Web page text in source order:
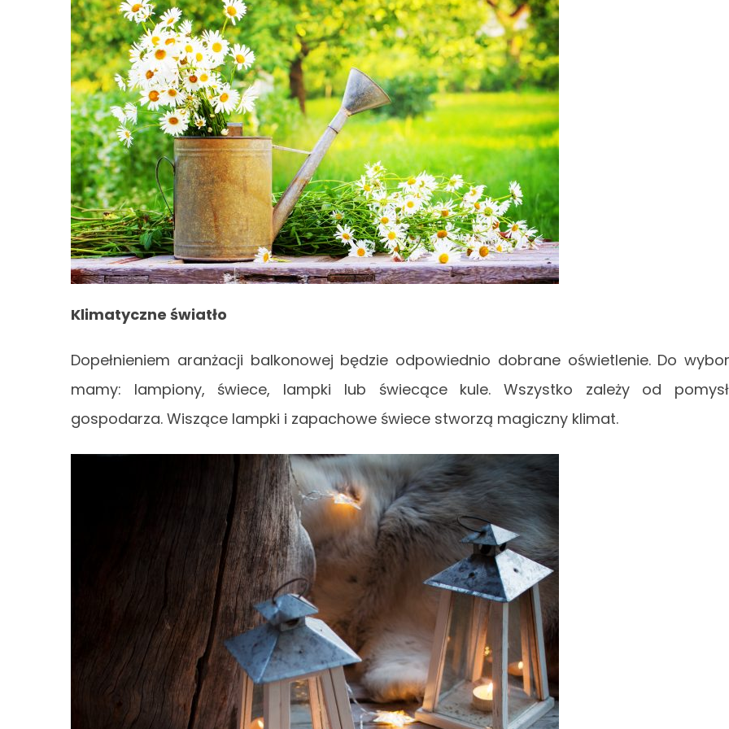
Klimatyczne światło
Dopełnieniem aranżacji balkonowej będzie odpowiednio dobrane oświetlenie. Do
mamy: lampiony, świece, lampki lub świecące kule. Wszystko zależy od
gospodarza. Wiszące lampki i zapachowe świece stworzą magiczny klimat.